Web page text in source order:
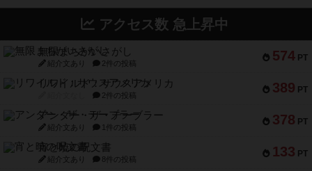
アクセス数 急上昇中
574 PT
無限まちがいさがし
紹介文あり 2件の投稿
389 PT
リワイルド：サウスアメリカ
2件の投稿
378 PT
アンダー・ザ・テーブラー
紹介文あり 1件の投稿
133 PT
宵と暁の呪文書
紹介文あり 8件の投稿